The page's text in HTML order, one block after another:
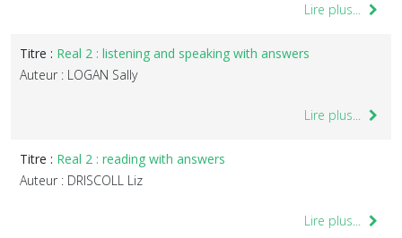
Lire plus...
Titre : Real 2 : listening and speaking with answers
Auteur : LOGAN Sally
Lire plus...
Titre : Real 2 : reading with answers
Auteur : DRISCOLL Liz
Lire plus...